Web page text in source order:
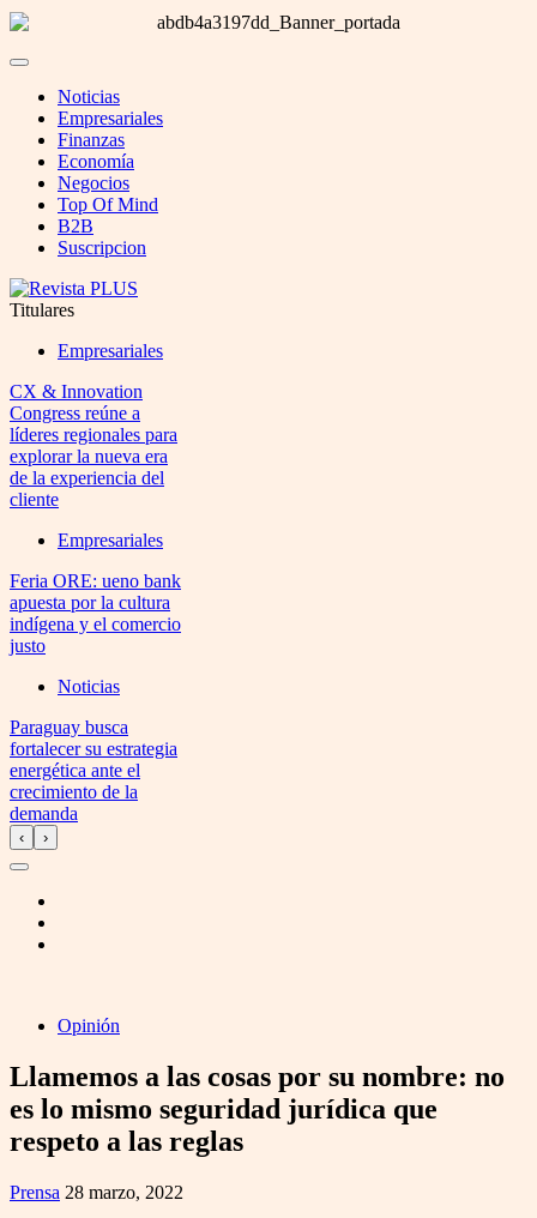
Noticias
Empresariales
Finanzas
Economía
Negocios
Top Of Mind
B2B
Suscripcion
Titulares
Empresariales
CX & Innovation
Congress reúne a
líderes regionales para
explorar la nueva era
de la experiencia del
cliente
Empresariales
Feria ORE: ueno bank
apuesta por la cultura
indígena y el comercio
justo
Noticias
Paraguay busca
fortalecer su estrategia
energética ante el
crecimiento de la
demanda
‹ ›
Opinión
Llamemos a las cosas por su nombre: no
es lo mismo seguridad jurídica que
respeto a las reglas
Prensa 28 marzo, 2022